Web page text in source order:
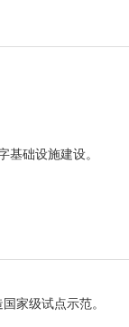
基础设施建设。
家级试点示范。